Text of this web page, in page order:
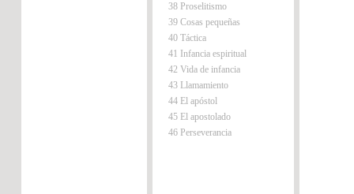
38 Proselitismo
39 Cosas pequeñas
40 Táctica
41 Infancia espiritual
42 Vida de infancia
43 Llamamiento
44 El apóstol
45 El apostolado
46 Perseverancia